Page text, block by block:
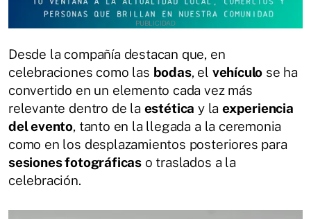
Desde la compañía destacan que, en
celebraciones como las bodas, el vehículo se ha
convertido en un elemento cada vez más
relevante dentro de la estética y la experiencia
del evento, tanto en la llegada a la ceremonia
como en los desplazamientos posteriores para
sesiones fotográficas o traslados a la
celebración.